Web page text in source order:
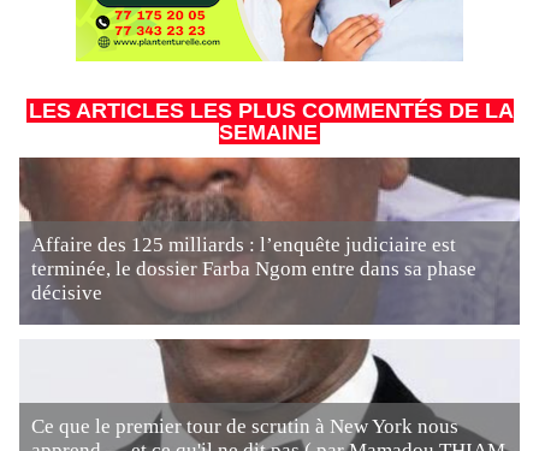
LES ARTICLES LES PLUS COMMENTÉS DE LA
SEMAINE
Affaire des 125 milliards : l’enquête judiciaire est
terminée, le dossier Farba Ngom entre dans sa phase
décisive
Ce que le premier tour de scrutin à New York nous